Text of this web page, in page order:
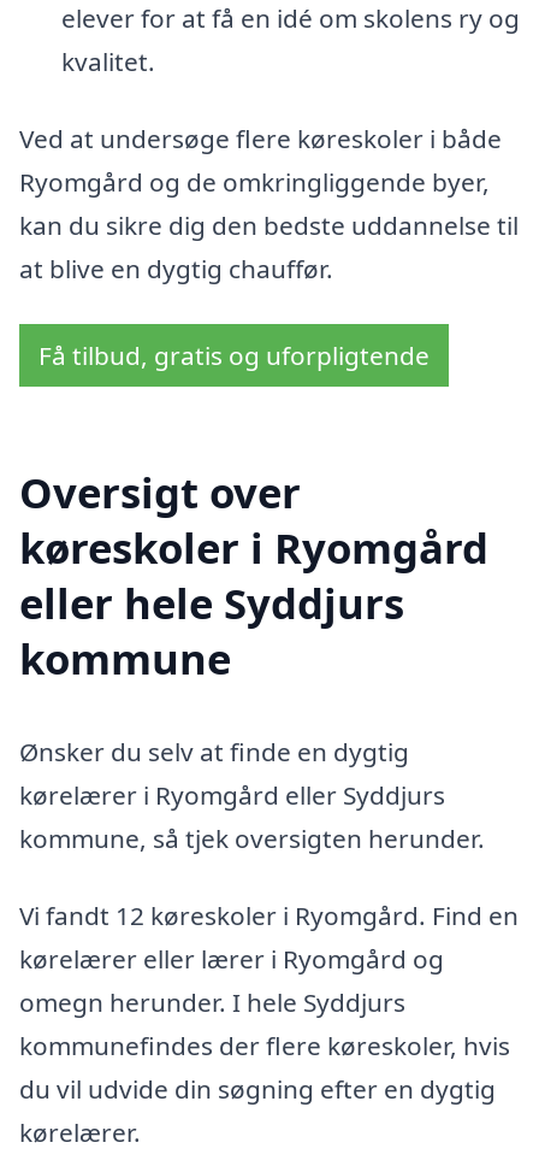
elever for at få en idé om skolens ry og
kvalitet.
Ved at undersøge flere køreskoler i både
Ryomgård og de omkringliggende byer,
kan du sikre dig den bedste uddannelse til
at blive en dygtig chauffør.
Få tilbud, gratis og uforpligtende
Oversigt over
køreskoler i Ryomgård
eller hele Syddjurs
kommune
Ønsker du selv at finde en dygtig
kørelærer i Ryomgård eller Syddjurs
kommune, så tjek oversigten herunder.
Vi fandt 12 køreskoler i Ryomgård. Find en
kørelærer eller lærer i Ryomgård og
omegn herunder. I hele Syddjurs
kommunefindes der flere køreskoler, hvis
du vil udvide din søgning efter en dygtig
kørelærer.